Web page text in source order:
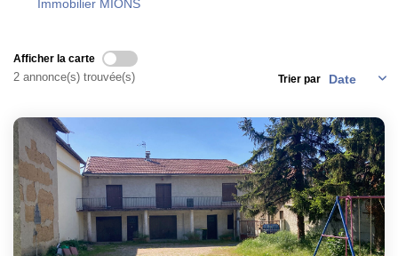
Immobilier MIONS
Afficher la carte
2 annonce(s) trouvée(s) Trier par